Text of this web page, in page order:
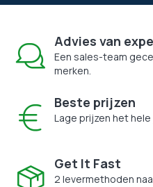
Advies van
Een sales-team
merken.
Beste prijzen
Lage prijzen het
Get It Fast
2 levermethoden